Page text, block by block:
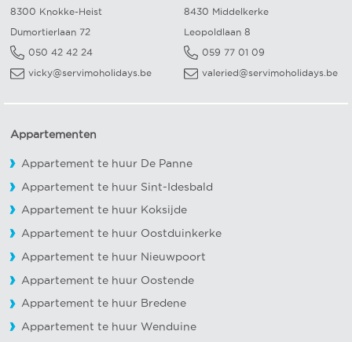
8300 Knokke-Heist
Dumortierlaan 72
050 42 42 24
vicky@servimoholidays.be
8430 Middelkerke
Leopoldlaan 8
059 77 01 09
valeried@servimoholidays.be
Appartementen
Appartement te huur De Panne
Appartement te huur Sint-Idesbald
Appartement te huur Koksijde
Appartement te huur Oostduinkerke
Appartement te huur Nieuwpoort
Appartement te huur Oostende
Appartement te huur Bredene
Appartement te huur Wenduine